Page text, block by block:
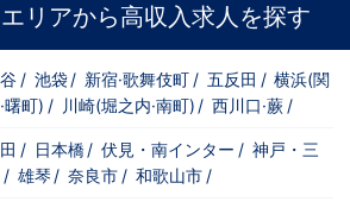
リアから高収入求人を探す
/ 池袋 / 新宿·歌舞伎町 / 五反田 / 横浜(関
曙町) / 川崎(堀之内·南町) / 西川口·蕨 /
/ 日本橋 / 伏見・南インター / 神戸・三
/ 雄琴 / 奈良市 / 和歌山市 /